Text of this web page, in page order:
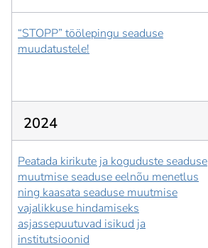
“STOPP” töölepingu seaduse
muudatustele!
2024
Peatada kirikute ja koguduste seaduse
muutmise seaduse eelnõu menetlus
ning kaasata seaduse muutmise
vajalikkuse hindamiseks
asjassepuutuvad isikud ja
institutsioonid